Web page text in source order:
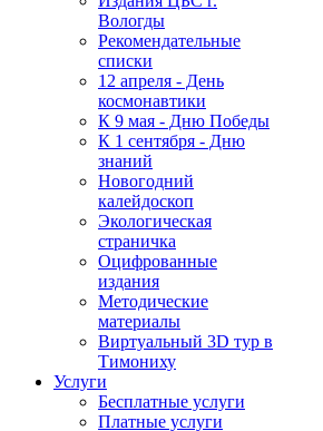
Вологды
Рекомендательные
списки
12 апреля - День
космонавтики
К 9 мая - Дню Победы
К 1 сентября - Дню
знаний
Новогодний
калейдоскоп
Экологическая
страничка
Оцифрованные
издания
Методические
материалы
Виртуальный 3D тур в
Тимониху
Услуги
Бесплатные услуги
Платные услуги